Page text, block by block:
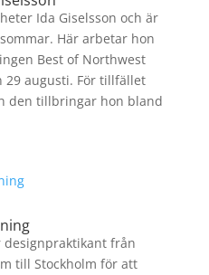
Ida Giselsson och är
Här arbetar hon
Best of Northwest
29 augusti. För tillfället
den tillbringar hon bland
designpraktikant från
till Stockholm för att